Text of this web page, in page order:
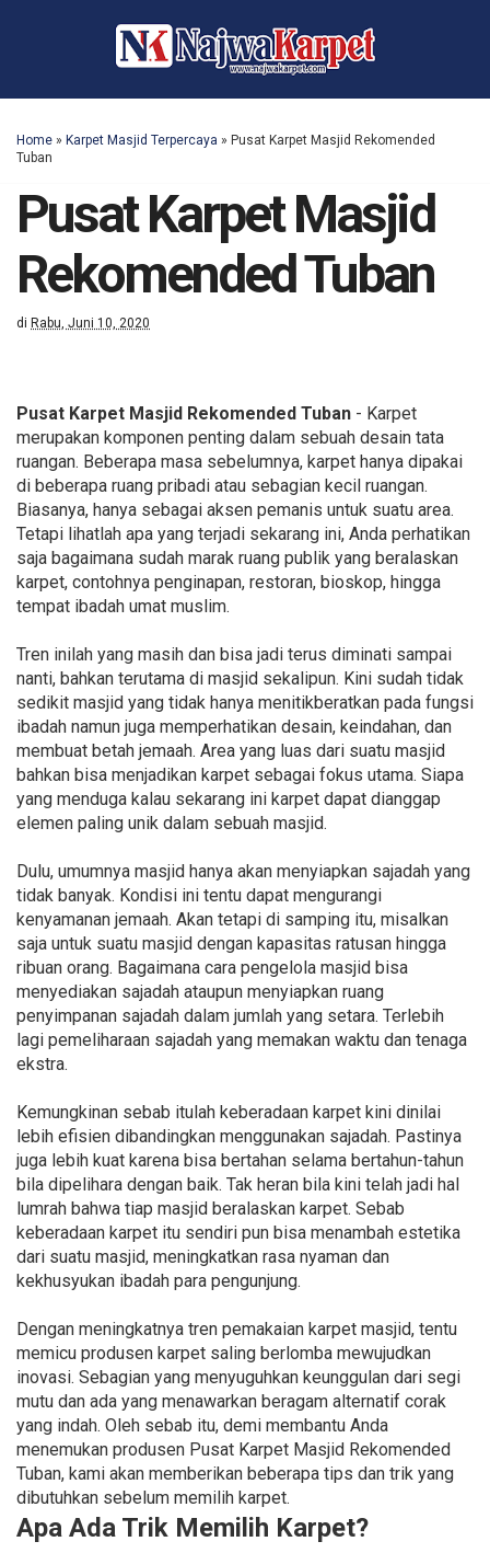
Home » Karpet Masjid Terpercaya » Pusat Karpet Masjid Rekomended
Tuban
Pusat Karpet Masjid
Rekomended Tuban
di Rabu, Juni 10, 2020
Pusat Karpet Masjid Rekomended Tuban - Karpet
merupakan komponen penting dalam sebuah desain tata
ruangan. Beberapa masa sebelumnya, karpet hanya dipakai
di beberapa ruang pribadi atau sebagian kecil ruangan.
Biasanya, hanya sebagai aksen pemanis untuk suatu area.
Tetapi lihatlah apa yang terjadi sekarang ini, Anda perhatikan
saja bagaimana sudah marak ruang publik yang beralaskan
karpet, contohnya penginapan, restoran, bioskop, hingga
tempat ibadah umat muslim.
Tren inilah yang masih dan bisa jadi terus diminati sampai
nanti, bahkan terutama di masjid sekalipun. Kini sudah tidak
sedikit masjid yang tidak hanya menitikberatkan pada fungsi
ibadah namun juga memperhatikan desain, keindahan, dan
membuat betah jemaah. Area yang luas dari suatu masjid
bahkan bisa menjadikan karpet sebagai fokus utama. Siapa
yang menduga kalau sekarang ini karpet dapat dianggap
elemen paling unik dalam sebuah masjid.
Dulu, umumnya masjid hanya akan menyiapkan sajadah yang
tidak banyak. Kondisi ini tentu dapat mengurangi
kenyamanan jemaah. Akan tetapi di samping itu, misalkan
saja untuk suatu masjid dengan kapasitas ratusan hingga
ribuan orang. Bagaimana cara pengelola masjid bisa
menyediakan sajadah ataupun menyiapkan ruang
penyimpanan sajadah dalam jumlah yang setara. Terlebih
lagi pemeliharaan sajadah yang memakan waktu dan tenaga
ekstra.
Kemungkinan sebab itulah keberadaan karpet kini dinilai
lebih efisien dibandingkan menggunakan sajadah. Pastinya
juga lebih kuat karena bisa bertahan selama bertahun-tahun
bila dipelihara dengan baik. Tak heran bila kini telah jadi hal
lumrah bahwa tiap masjid beralaskan karpet. Sebab
keberadaan karpet itu sendiri pun bisa menambah estetika
dari suatu masjid, meningkatkan rasa nyaman dan
kekhusyukan ibadah para pengunjung.
Dengan meningkatnya tren pemakaian karpet masjid, tentu
memicu produsen karpet saling berlomba mewujudkan
inovasi. Sebagian yang menyuguhkan keunggulan dari segi
mutu dan ada yang menawarkan beragam alternatif corak
yang indah. Oleh sebab itu, demi membantu Anda
menemukan produsen Pusat Karpet Masjid Rekomended
Tuban, kami akan memberikan beberapa tips dan trik yang
dibutuhkan sebelum memilih karpet.
Apa Ada Trik Memilih Karpet?